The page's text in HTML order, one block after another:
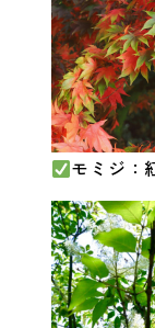
モミジ：